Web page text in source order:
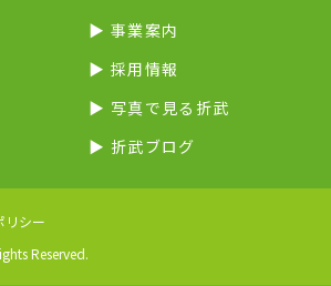
▶︎ 事業案内
▶︎ 採用情報
▶︎ 写真で見る折武
▶︎ 折武ブログ
リシー
Reserved.